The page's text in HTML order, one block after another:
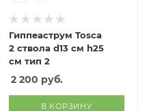
Гиппеаструм Tosca
2 ствола d13 см h25
см тип 2
2 200 руб.
В КОРЗИНУ